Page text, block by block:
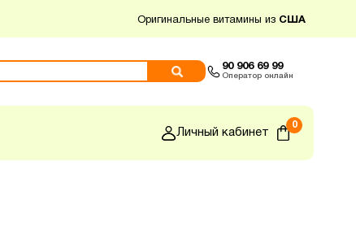
Оригинальные витамины из США
90 906 69 99
Оператор онлайн
Личный кабинет
0